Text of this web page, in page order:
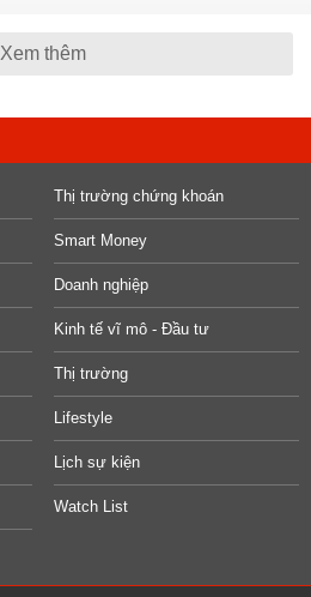
Xem thêm
Thị trường chứng khoán
Smart Money
Doanh nghiệp
Kinh tế vĩ mô - Đầu tư
Thị trường
Lifestyle
Lịch sự kiện
Watch List